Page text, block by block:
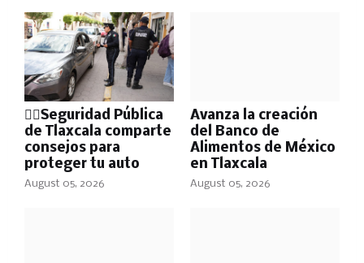
👮‍♂️Seguridad Pública
de Tlaxcala comparte
consejos para
proteger tu auto
August 05, 2026
Avanza la creación
del Banco de
Alimentos de México
en Tlaxcala
August 05, 2026